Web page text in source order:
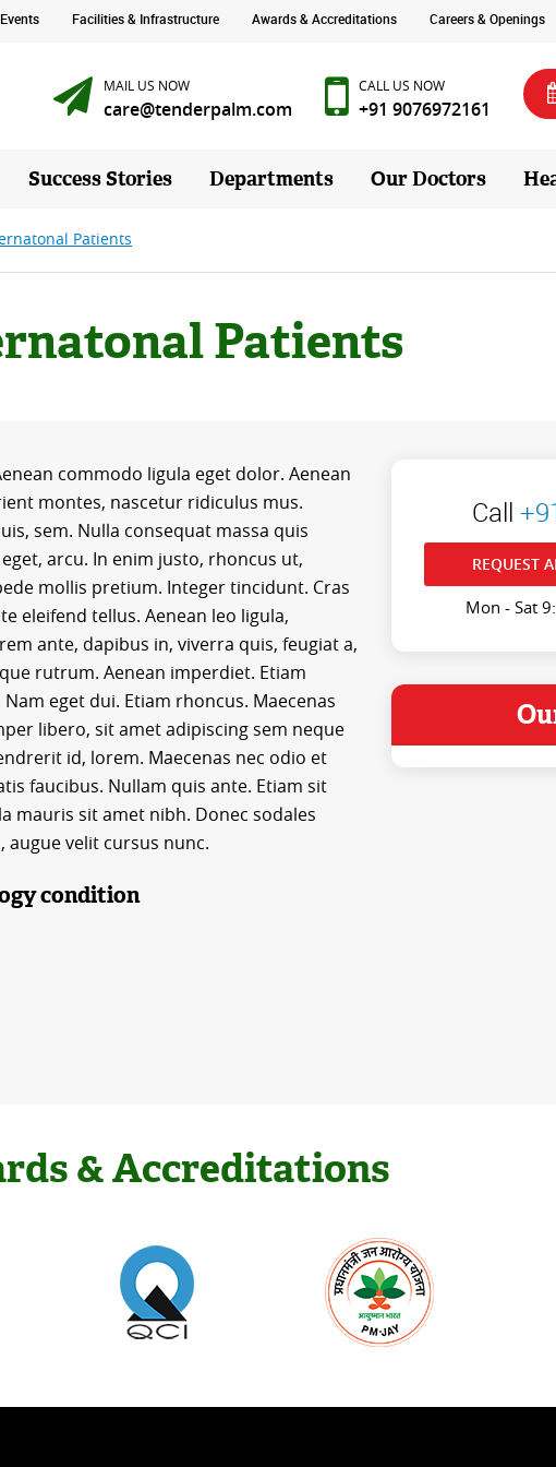
Facilities & Infrastructure Awards & Accreditations Careers & Openings
MAIL US NOW
care@tenderpalm.com
CALL US NOW
+91 9076972161
Success Stories Departments Our Doctors
Patients
Patients
commodo ligula eget dolor. Aenean
montes, nascetur ridiculus mus.
sem. Nulla consequat massa quis
arcu. In enim justo, rhoncus ut,
mollis pretium. Integer tincidunt. Cras
eleifend tellus. Aenean leo ligula,
ante, dapibus in, viverra quis, feugiat a,
rutrum. Aenean imperdiet. Etiam
eget dui. Etiam rhoncus. Maecenas
libero, sit amet adipiscing sem neque
id, lorem. Maecenas nec odio et
faucibus. Nullam quis ante. Etiam sit
mauris sit amet nibh. Donec sodales
augue velit cursus nunc.
condition
Call
REQUEST
Mon - Sat
& Accreditations